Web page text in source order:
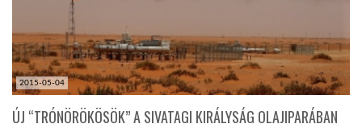
GLOBOTV
AFRIKA TUDÁSTÁR
2015-05-04
ÚJ “TRÓNÖRÖKÖSÖK” A SIVATAGI KIRÁLYSÁG OLAJIPARÁBAN